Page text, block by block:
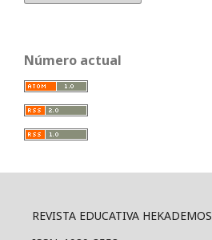
Número actual
REVISTA EDUCATIVA HEKADEMOS